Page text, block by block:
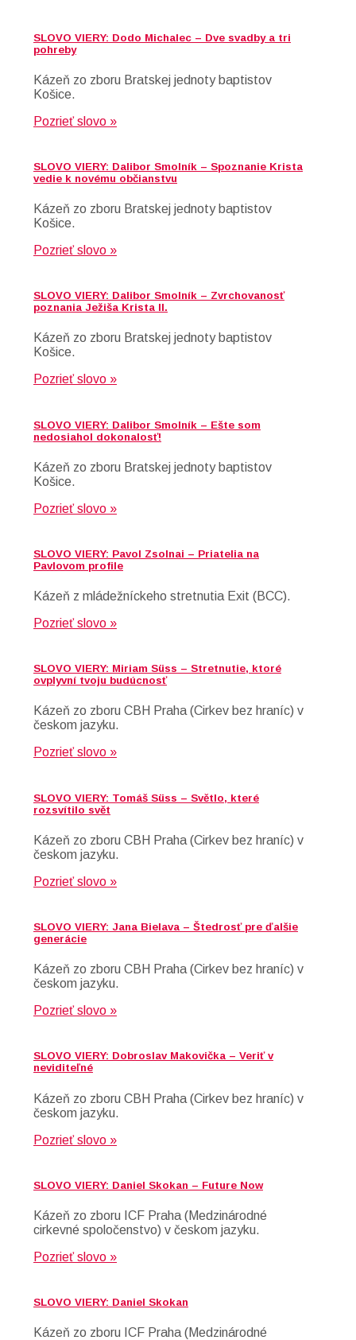
SLOVO VIERY: Dodo Michalec – Dve svadby a tri
pohreby
Kázeň zo zboru Bratskej jednoty baptistov
Košice.
Pozrieť slovo »
SLOVO VIERY: Dalibor Smolník – Spoznanie Krista
vedie k novému občianstvu
Kázeň zo zboru Bratskej jednoty baptistov
Košice.
Pozrieť slovo »
SLOVO VIERY: Dalibor Smolník – Zvrchovanosť
poznania Ježiša Krista II.
Kázeň zo zboru Bratskej jednoty baptistov
Košice.
Pozrieť slovo »
SLOVO VIERY: Dalibor Smolník – Ešte som
nedosiahol dokonalosť!
Kázeň zo zboru Bratskej jednoty baptistov
Košice.
Pozrieť slovo »
SLOVO VIERY: Pavol Zsolnai – Priatelia na
Pavlovom profile
Kázeň z mládežníckeho stretnutia Exit (BCC).
Pozrieť slovo »
SLOVO VIERY: Miriam Süss – Stretnutie, ktoré
ovplyvní tvoju budúcnosť
Kázeň zo zboru CBH Praha (Cirkev bez hraníc) v
českom jazyku.
Pozrieť slovo »
SLOVO VIERY: Tomáš Süss – Světlo, které
rozsvítilo svět
Kázeň zo zboru CBH Praha (Cirkev bez hraníc) v
českom jazyku.
Pozrieť slovo »
SLOVO VIERY: Jana Bielava – Štedrosť pre ďalšie
generácie
Kázeň zo zboru CBH Praha (Cirkev bez hraníc) v
českom jazyku.
Pozrieť slovo »
SLOVO VIERY: Dobroslav Makovička – Veriť v
neviditeľné
Kázeň zo zboru CBH Praha (Cirkev bez hraníc) v
českom jazyku.
Pozrieť slovo »
SLOVO VIERY: Daniel Skokan – Future Now
Kázeň zo zboru ICF Praha (Medzinárodné
cirkevné spoločenstvo) v českom jazyku.
Pozrieť slovo »
SLOVO VIERY: Daniel Skokan
Kázeň zo zboru ICF Praha (Medzinárodné